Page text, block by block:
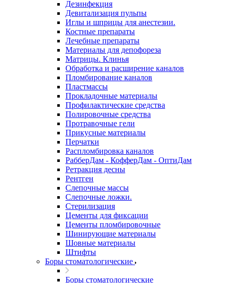
Дезинфекция
Девитализация пульпы
Иглы и шприцы для анестезии.
Костные препараты
Лечебные препараты
Материалы для депофореза
Матрицы. Клинья
Обработка и расширение каналов
Пломбирование каналов
Пластмассы
Прокладочные материалы
Профилактические средства
Полировочные средства
Протравочные гели
Прикусные материалы
Перчатки
Распломбировка каналов
РабберДам - КофферДам - ОптиДам
Ретракция десны
Рентген
Слепочные массы
Слепочные ложки.
Стерилизация
Цементы для фиксации
Цементы пломбировочные
Шинирующие материалы
Шовные материалы
Штифты
Боры стоматологические
Боры стоматологические